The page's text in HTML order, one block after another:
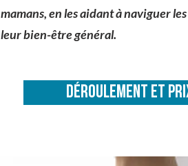
mamans, en les aidant à naviguer
leur bien-être général.
DÉROULEMENT ET